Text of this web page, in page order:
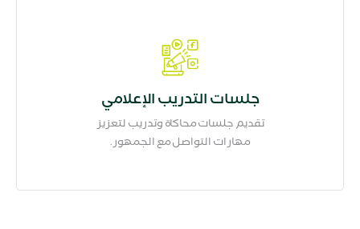
جلسات التدريب الإعلامي
تقديم جلسات محاكاة وتدريب لتعزيز
مهارات التواصل مع الجمهور.